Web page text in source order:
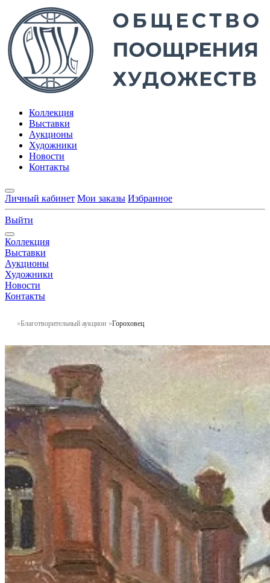
Коллекция
Выставки
Аукционы
Художники
Новости
Контакты
Личный кабинет Мои заказы Избранное
Выйти
Коллекция
Выставки
Аукционы
Художники
Новости
Контакты
Благотворительный аукцион Гороховец